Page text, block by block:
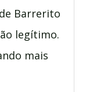
Barrerito
legítimo.
mais